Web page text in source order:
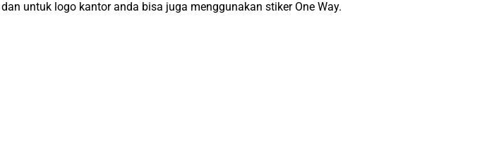
untuk logo kantor anda bisa juga menggunakan stiker One Way.